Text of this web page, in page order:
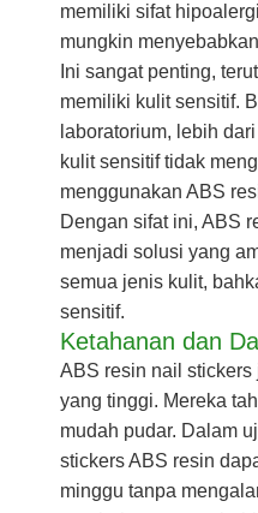
memiliki sifat
mungkin
Ini sangat penting,
memiliki kulit sensitif.
laboratorium, lebih
kulit sensitif tidak
menggunakan ABS
Dengan sifat ini, ABS
menjadi solusi yang
semua jenis kulit,
sensitif.
Ketahanan dan
ABS resin nail
yang tinggi. Mereka
mudah pudar. Dalam
stickers ABS resin
minggu tanpa